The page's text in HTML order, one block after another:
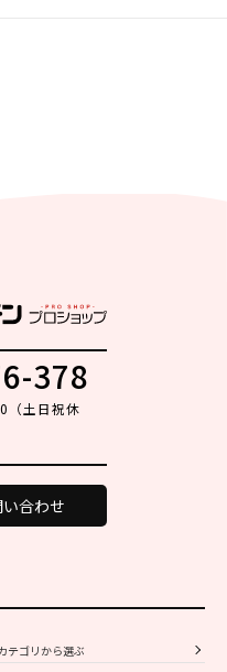
378
土日祝休
合わせ
テゴリから選ぶ